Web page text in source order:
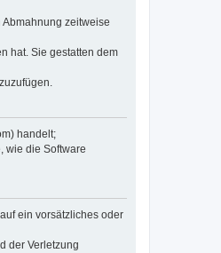
zeitweise
hat. Sie gestatten dem
handelt;
wie die Software
ein vorsätzliches oder
der Verletzung